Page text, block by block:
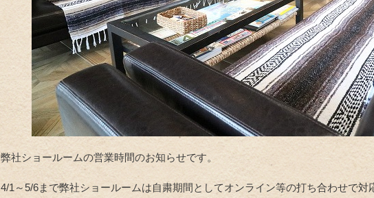
弊社ショールームの営業時間のお知らせです。
4/1～5/6まで弊社ショールームは自粛期間としてオンライン等の打ち合わせで対